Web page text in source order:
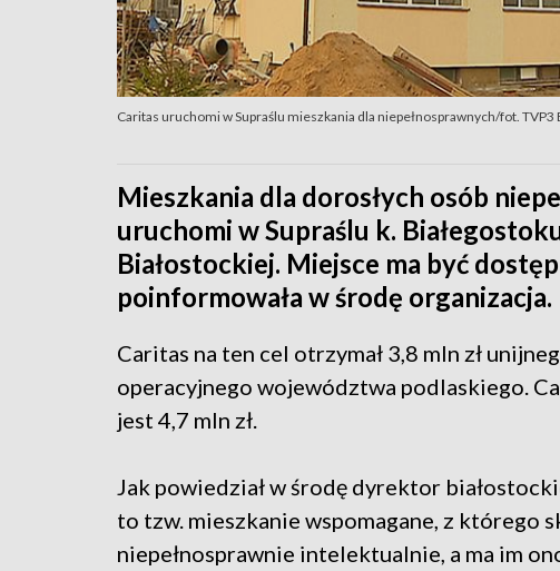
Caritas uruchomi w Supraślu mieszkania dla niepełnosprawnych/fot. TVP3
Mieszkania dla dorosłych osób
uruchomi w Supraślu k.
Białostockiej. Miejsce ma być
poinformowała w środę organizacja.
Caritas na ten cel otrzymał 3,8 mln zł
operacyjnego województwa podlaskiego.
jest 4,7 mln zł.
Jak powiedział w środę dyrektor
to tzw. mieszkanie wspomagane, z którego
niepełnosprawnie intelektualnie, a ma im